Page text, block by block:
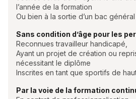
l’année de la formation
Ou bien à la sortie d’un bac
Sans condition d’âge pour les
Reconnues travailleur handicapé,
Ayant un projet de création ou
nécessitant le diplôme
Inscrites en tant que sportifs de
Par la voie de la formation